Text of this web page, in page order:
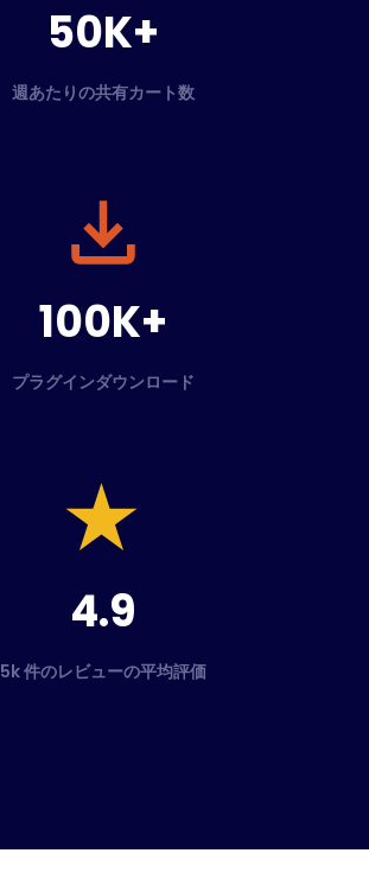
50K+
週あたりの共有カート数
100K+
プラグインダウンロード
4.9
5k 件のレビューの平均評価